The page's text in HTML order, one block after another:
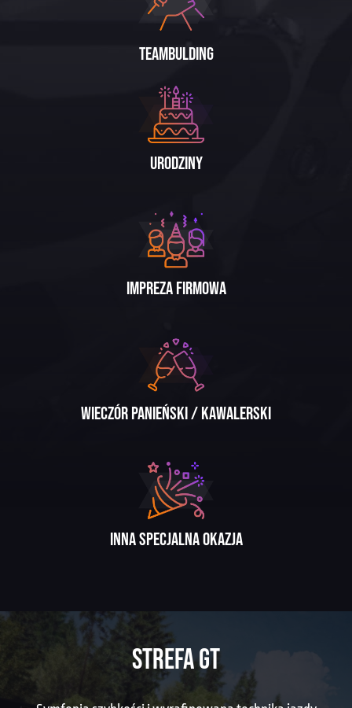
Teambulding
Urodziny
Impreza firmowa
Wieczór panieński / kawalerski
Inna specjalna okazja
STREFA GT